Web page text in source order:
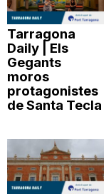
Tarragona
Daily | Els
Gegants
moros
protagonistes
de Santa Tecla